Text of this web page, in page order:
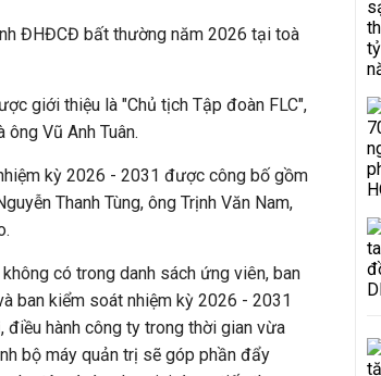
ĐHĐCĐ bất thường năm 2026 tại toà
giới thiệu là "Chủ tịch Tập đoàn FLC",
Vũ Anh Tuân.
kỳ 2026 - 2031 được công bố gồm
Thanh Tùng, ông Trịnh Văn Nam,
có trong danh sách ứng viên, ban
ban kiểm soát nhiệm kỳ 2026 - 2031
điều hành công ty trong thời gian vừa
bộ máy quản trị sẽ góp phần đẩy